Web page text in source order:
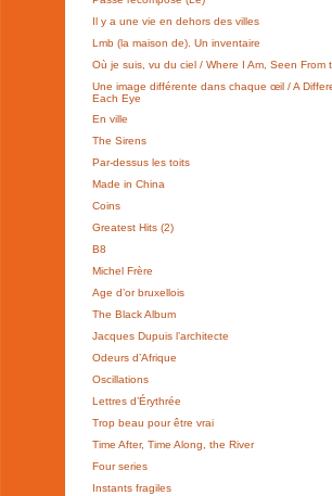
Il y a une vie en dehors des villes
Lmb (la maison de). Un inventaire
Où je suis, vu du ciel / Where I Am, Seen From
Une image différente dans chaque œil / A
Each Eye
En ville
The Sirens
Par-dessus les toits
Made in China
Coins
Greatest Hits (2)
B8
Michel Frère
Age d’or bruxellois
The Black Album
Jacques Dupuis l’architecte
Odeurs d’Afrique
Oscillations
Lettres d’Érythrée
Trop beau pour être vrai
Time After, Time Along, the River
Four series
Instants fragiles